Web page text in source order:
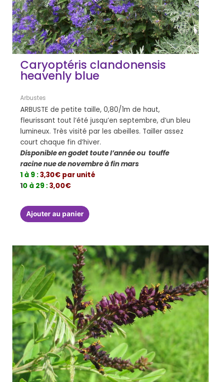
Caryoptéris clandonensis
heavenly blue
Arbustes
ARBUSTE de petite taille, 0,80/1m de haut,
fleurissant tout l’été jusqu’en septembre, d’un bleu
lumineux. Très visité par les abeilles. Tailler assez
court chaque fin d’hiver.
Disponible en godet toute l’année ou touffe
racine nue de novembre à fin mars
1 à 9 :3,30€ par unité
10 à 29 :3,00€
Ajouter au panier